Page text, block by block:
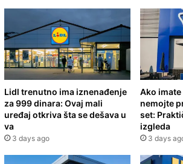
Lidl trenutno ima iznenađenje
za 999 dinara: Ovaj mali
uređaj otkriva šta se dešava u
va
3 days ago
Ako
nemojte
set:
izgleda
3 days